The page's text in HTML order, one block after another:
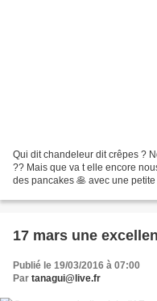
Qui dit chandeleur dit crêpes ?
?? Mais que va t elle encore
des pancakes 🥞 avec une
17 mars une
Publié le 19/03/2016 à 07:00
Par tanagui@live.fr